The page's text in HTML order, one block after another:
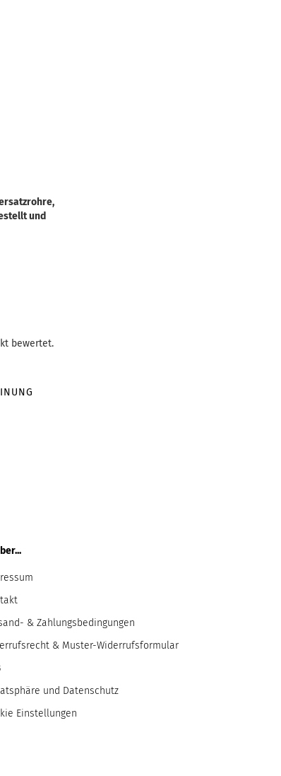
und
bewertet.
& Zahlungsbedingungen
& Muster-Widerrufsformular
und Datenschutz
Einstellungen